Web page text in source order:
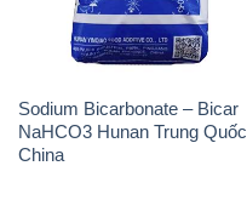
Sodium Bicarbonate – Bicar
NaHCO3 Hunan Trung Quốc
China